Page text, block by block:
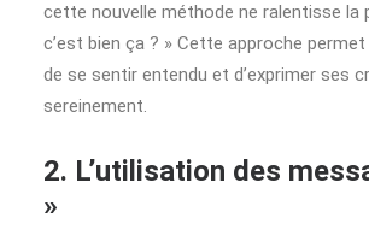
cette nouvelle méthode ne ralentisse la
c’est bien ça ? » Cette approche permet
de se sentir entendu et d’exprimer ses
sereinement.
2. L’utilisation des
»